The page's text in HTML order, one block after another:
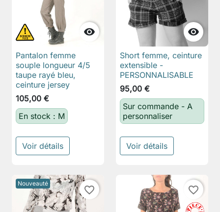

Pantalon femme
souple longueur 4/5
taupe rayé bleu,
ceinture jersey
105,00 €
En stock : M
Voir détails

Short femme, ceinture
extensible -
PERSONNALISABLE
95,00 €
Sur commande - A
personnaliser
Voir détails
Nouveauté
favorite_border favorite_border